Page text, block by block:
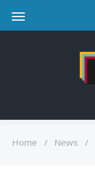
Home / News /